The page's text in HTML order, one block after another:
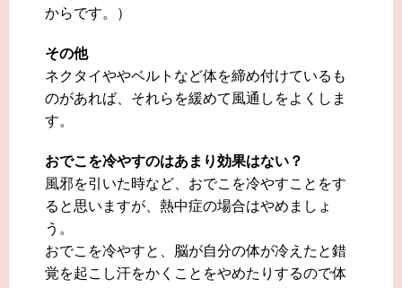
からです。）
その他
ネクタイややベルトなど体を締め付けているも
のがあれば、それらを緩めて風通しをよくしま
す。
おでこを冷やすのはあまり効果はない？
風邪を引いた時など、おでこを冷やすことをす
ると思いますが、熱中症の場合はやめましょ
う。
おでこを冷やすと、脳が自分の体が冷えたと錯
覚を起こし汗をかくことをやめたりするので体